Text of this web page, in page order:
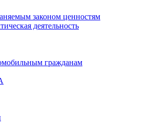
законом ценностям
деятельность
гражданам